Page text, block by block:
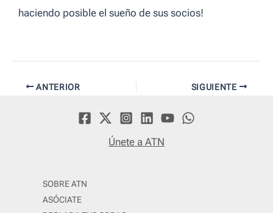
haciendo posible el sueño de sus socios!
Navegación
ANTERIOR SIGUIENTE
Únete a ATN
SOBRE ATN
ASÓCIATE